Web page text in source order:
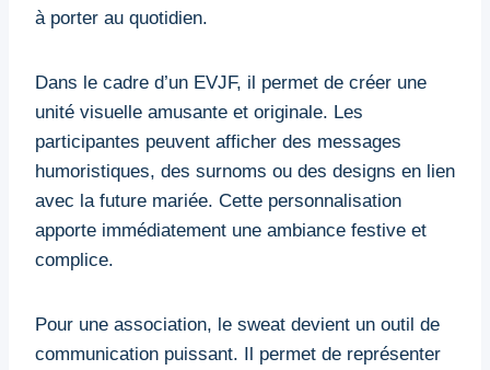
à porter au quotidien.
Dans le cadre d’un EVJF, il permet de créer une
unité visuelle amusante et originale. Les
participantes peuvent afficher des messages
humoristiques, des surnoms ou des designs en lien
avec la future mariée. Cette personnalisation
apporte immédiatement une ambiance festive et
complice.
Pour une association, le sweat devient un outil de
communication puissant. Il permet de représenter